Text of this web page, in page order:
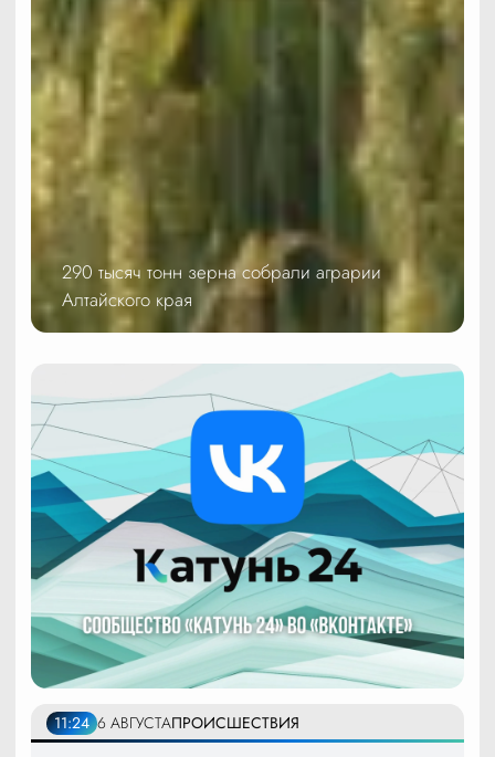
290 тысяч тонн зерна собрали аграрии
Алтайского края
11:24 6 АВГУСТАПРОИСШЕСТВИЯ